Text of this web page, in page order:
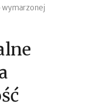
wymarzonej